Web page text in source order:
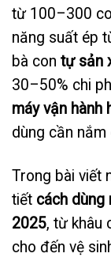
từ 100–300
năng suất ép
bà con tự sản
30–50% chi
máy vận hành
dùng cần nắm
Trong bài viết
tiết cách dùng
2025, từ khâu
cho đến vệ